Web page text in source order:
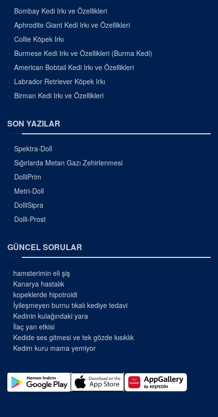
Bombay Kedi Irkı ve Özellikleri
Aphrodite Giant Kedi Irkı ve Özellikleri
Collie Köpek Irkı
Burmese Kedi Irkı ve Özellikleri (Burma Kedi)
American Bobtail Kedi Irkı ve Özellikleri
Labrador Retriever Köpek Irkı
Birman Kedi Irkı ve Özellikleri
SON YAZILAR
Spektra-Doll
Sığırlarda Metan Gazı Zehirlenmesi
DolliPrim
Metri-Doll
DolliSipra
Dolli-Prost
GÜNCEL SORULAR
hamsterimin eli şiş
Kanarya hastalık
kopeklerde hipotroidi
İyileşmeyen burnu tıkalı kediye tedavi
Kedinin kulağındaki yara
İlaç yan etkisi
Kedide ses gitmesi ve tek gözde kısıklık
Kedim kuru mama yemiyor